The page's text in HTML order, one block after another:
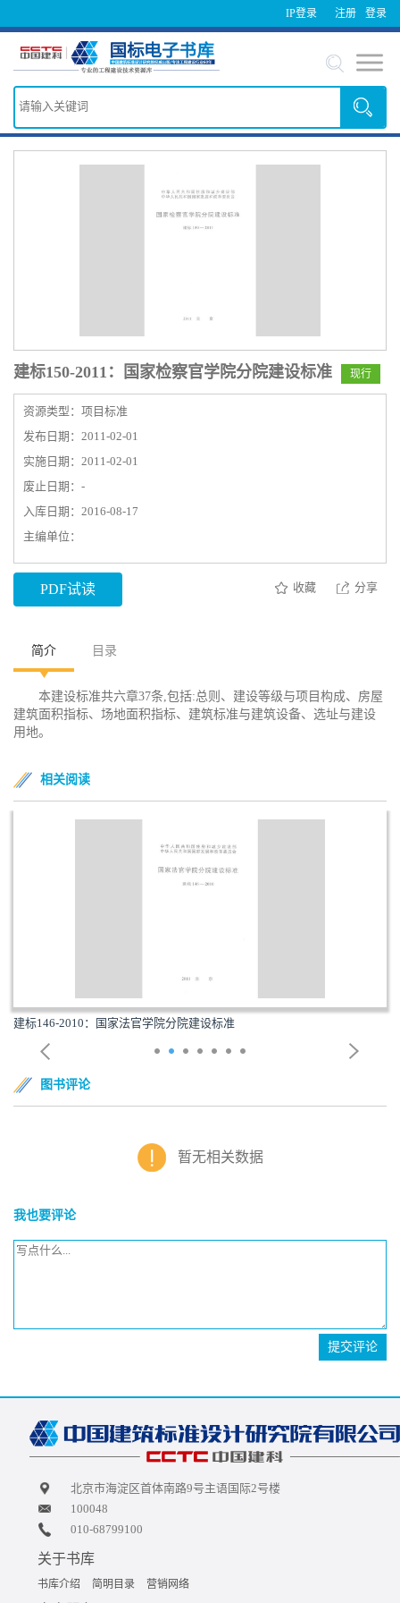
IP登录 登录
注册
建标150-2011：国家检察官学院分院建设标准 现行
资源类型：项目标准
发布日期：2011-02-01
实施日期：2011-02-01
废止日期：-
入库日期：2016-08-17
主编单位：
PDF试读 收藏 分享
简介 目录
本建设标准共六章37条,包括:总则、建设等级与项目构成、房屋
建筑面积指标、场地面积指标、建筑标准与建筑设备、选址与建设
用地。
相关阅读
建标146-2010：国家法官学院分院建设标准
图书评论
暂无相关数据
我也要评论
提交评论
北京市海淀区首体南路9号主语国际2号楼
100048
010-68799100
关于书库
书库介绍 简明目录 营销网络